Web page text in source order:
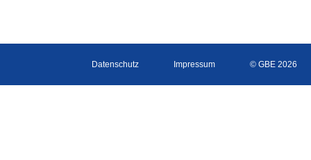
Datenschutz Impressum © GBE 2026